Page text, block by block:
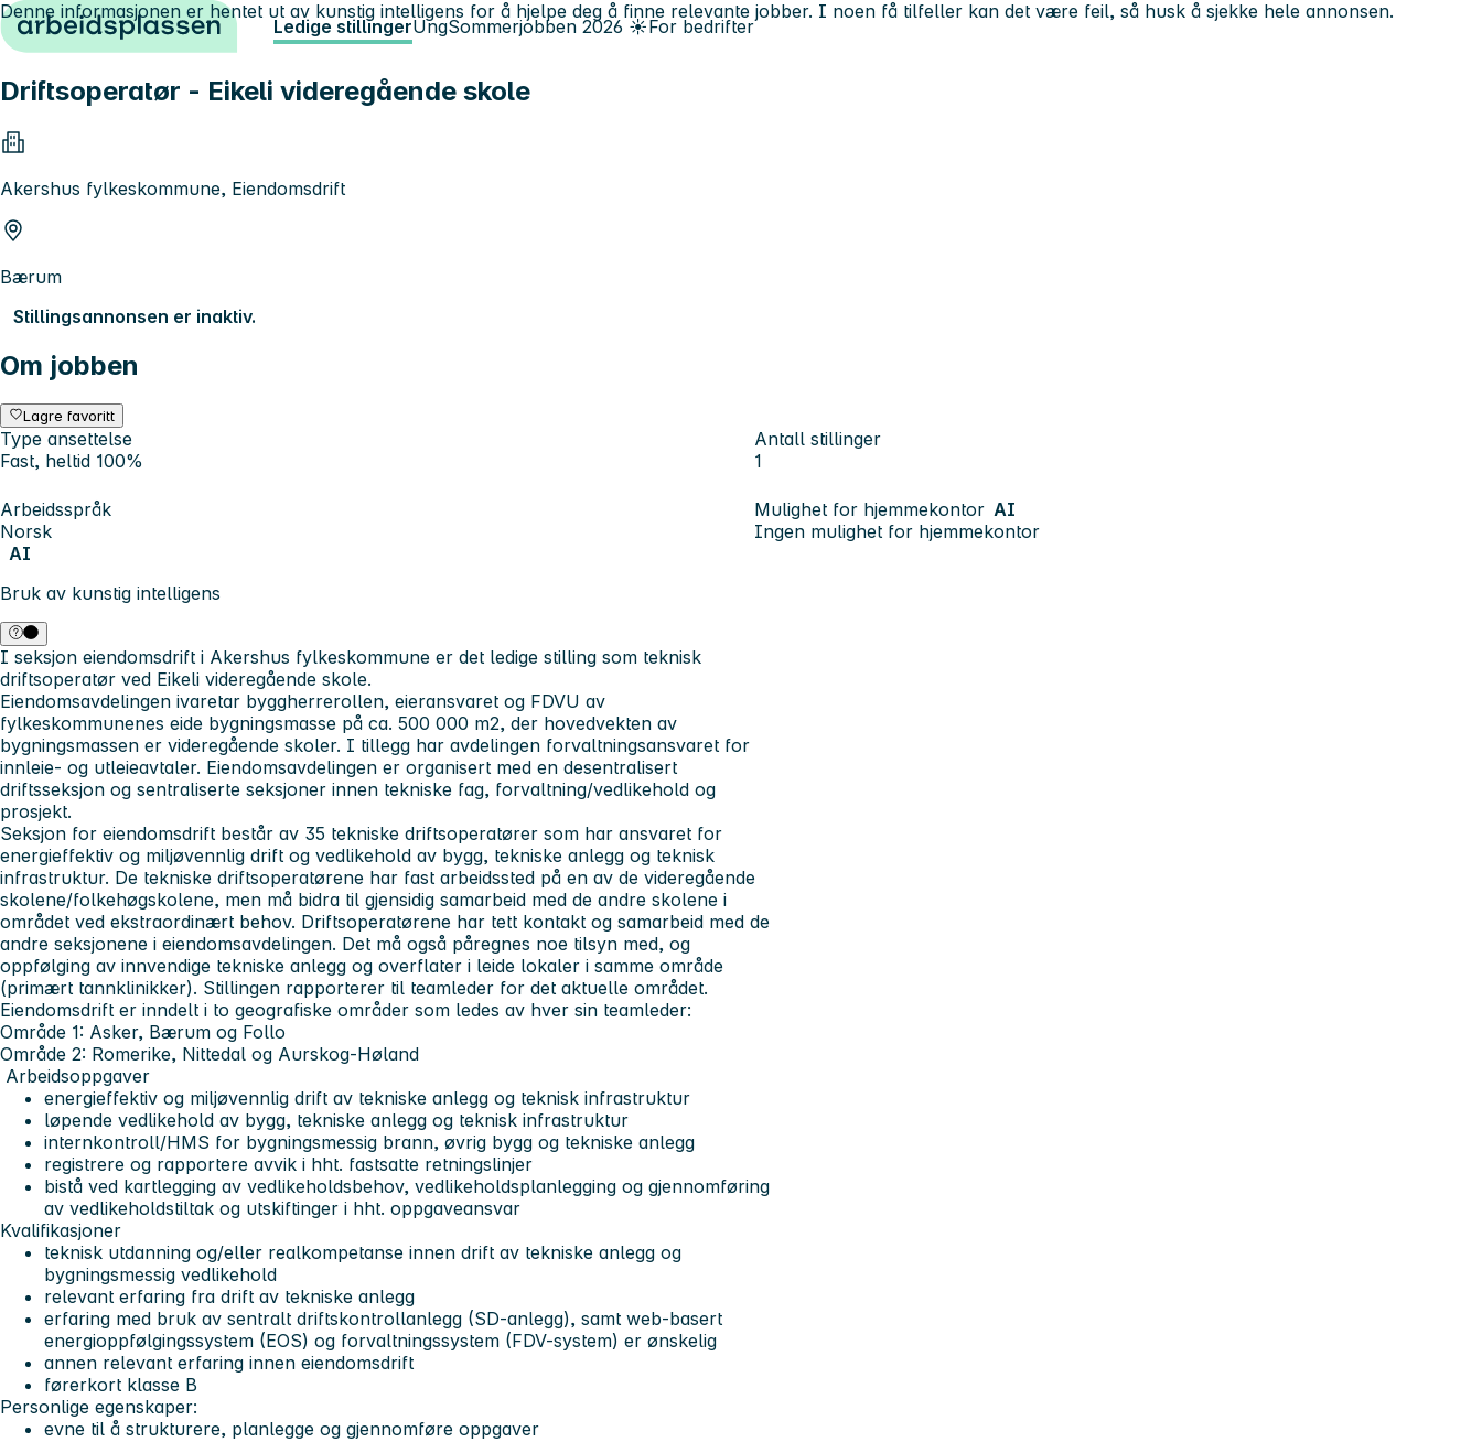
Hopp til innhold Ledige stillingerUngSommerjobben 2026 ☀️For bedrifter
Driftsoperatør - Eikeli videregående skole
Akershus fylkeskommune, Eiendomsdrift
Bærum
Stillingsannonsen er inaktiv.
Om jobben
Lagre favoritt
Type ansettelse
Fast, heltid 100%
Antall stillinger
1
Arbeidsspråk
Norsk
Mulighet for hjemmekontor AI
Ingen mulighet for hjemmekontor
AI
Bruk av kunstig intelligens
Denne informasjonen er hentet ut av kunstig intelligens for å hjelpe deg å finne relevante jobber. I noen få tilfeller kan det være feil, så husk å sjekke hele annonsen.
I seksjon eiendomsdrift i Akershus fylkeskommune er det ledige stilling som teknisk
driftsoperatør ved Eikeli videregående skole.
Eiendomsavdelingen ivaretar byggherrerollen, eieransvaret og FDVU av
fylkeskommunenes eide bygningsmasse på ca. 500 000 m2, der hovedvekten av
bygningsmassen er videregående skoler. I tillegg har avdelingen forvaltningsansvaret for
innleie- og utleieavtaler. Eiendomsavdelingen er organisert med en desentralisert
driftsseksjon og sentraliserte seksjoner innen tekniske fag, forvaltning/vedlikehold og
prosjekt.
Seksjon for eiendomsdrift består av 35 tekniske driftsoperatører som har ansvaret for
energieffektiv og miljøvennlig drift og vedlikehold av bygg, tekniske anlegg og teknisk
infrastruktur. De tekniske driftsoperatørene har fast arbeidssted på en av de videregående
skolene/folkehøgskolene, men må bidra til gjensidig samarbeid med de andre skolene i
området ved ekstraordinært behov. Driftsoperatørene har tett kontakt og samarbeid med de
andre seksjonene i eiendomsavdelingen. Det må også påregnes noe tilsyn med, og
oppfølging av innvendige tekniske anlegg og overflater i leide lokaler i samme område
(primært tannklinikker). Stillingen rapporterer til teamleder for det aktuelle området.
Eiendomsdrift er inndelt i to geografiske områder som ledes av hver sin teamleder:
Område 1: Asker, Bærum og Follo
Område 2: Romerike, Nittedal og Aurskog-Høland
Arbeidsoppgaver
energieffektiv og miljøvennlig drift av tekniske anlegg og teknisk infrastruktur
løpende vedlikehold av bygg, tekniske anlegg og teknisk infrastruktur
internkontroll/HMS for bygningsmessig brann, øvrig bygg og tekniske anlegg
registrere og rapportere avvik i hht. fastsatte retningslinjer
bistå ved kartlegging av vedlikeholdsbehov, vedlikeholdsplanlegging og gjennomføring
av vedlikeholdstiltak og utskiftinger i hht. oppgaveansvar
Kvalifikasjoner
teknisk utdanning og/eller realkompetanse innen drift av tekniske anlegg og
bygningsmessig vedlikehold
relevant erfaring fra drift av tekniske anlegg
erfaring med bruk av sentralt driftskontrollanlegg (SD-anlegg), samt web-basert
energioppfølgingssystem (EOS) og forvaltningssystem (FDV-system) er ønskelig
annen relevant erfaring innen eiendomsdrift
førerkort klasse B
Personlige egenskaper:
evne til å strukturere, planlegge og gjennomføre oppgaver